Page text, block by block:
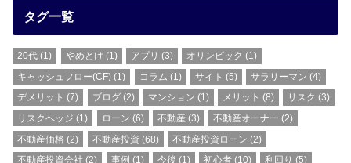
タグ一覧
20代 (1) やめとけ (1) アプリ (3) オリンピック (1)
キャッシュフロー(CF) (1) コラム (1) サイト (5) サラリーマン (4)
デメリット (7) ブログ(2) マンション (1) メリット (8) リスク (3)
リスクヘッジ (1) ローン (6) 不動産(3) 不動産オーナー (2)
不動産価格 (2) 不動産投資 (68) 不動産投資ローン (2)
不動産投資会社 (2) 事例 (1) 今後 (1) 初心者 (10) 利回り (5)